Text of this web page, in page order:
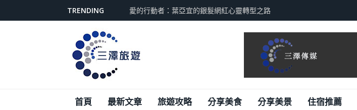
TRENDING 愛的行動者：葉亞宜的銀髮網紅心靈轉型之路
首頁 最新文章 旅遊攻略 分享美食 分享美景 住宿推薦